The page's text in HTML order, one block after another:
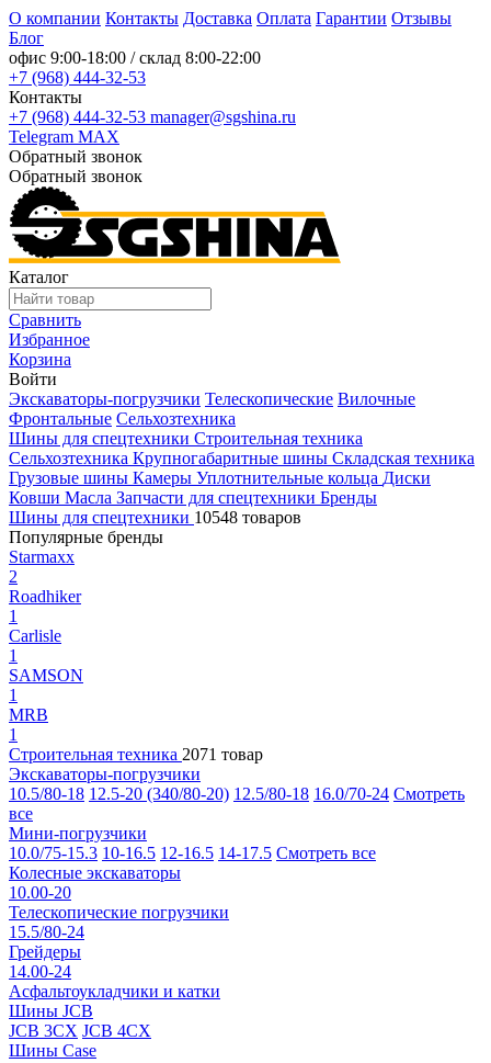
О компании Контакты Доставка Оплата Гарантии Отзывы
Блог
офис 9:00-18:00 / склад 8:00-22:00
+7 (968) 444-32-53
Контакты
+7 (968) 444-32-53 manager@sgshina.ru
Telegram MAX
Обратный звонок
Обратный звонок
Каталог
Сравнить
Избранное
Корзина
Войти
Экскаваторы-погрузчики Телескопические Вилочные
Фронтальные Сельхозтехника
Шины для спецтехники Строительная техника
Сельхозтехника Крупногабаритные шины Складская техника
Грузовые шины Камеры Уплотнительные кольца Диски
Ковши Масла Запчасти для спецтехники Бренды
Шины для спецтехники 10548 товаров
Популярные бренды
Starmaxx
2
Roadhiker
1
Carlisle
1
SAMSON
1
MRB
1
Строительная техника 2071 товар
Экскаваторы-погрузчики
10.5/80-18 12.5-20 (340/80-20) 12.5/80-18 16.0/70-24 Смотреть
все
Мини-погрузчики
10.0/75-15.3 10-16.5 12-16.5 14-17.5 Смотреть все
Колесные экскаваторы
10.00-20
Телескопические погрузчики
15.5/80-24
Грейдеры
14.00-24
Асфальтоукладчики и катки
Шины JCB
JCB 3CX JCB 4CX
Шины Case